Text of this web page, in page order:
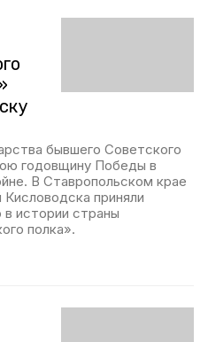
бывшего Советского
годовщину Победы в
В Ставропольском крае
приняли
в истории страны
полка».